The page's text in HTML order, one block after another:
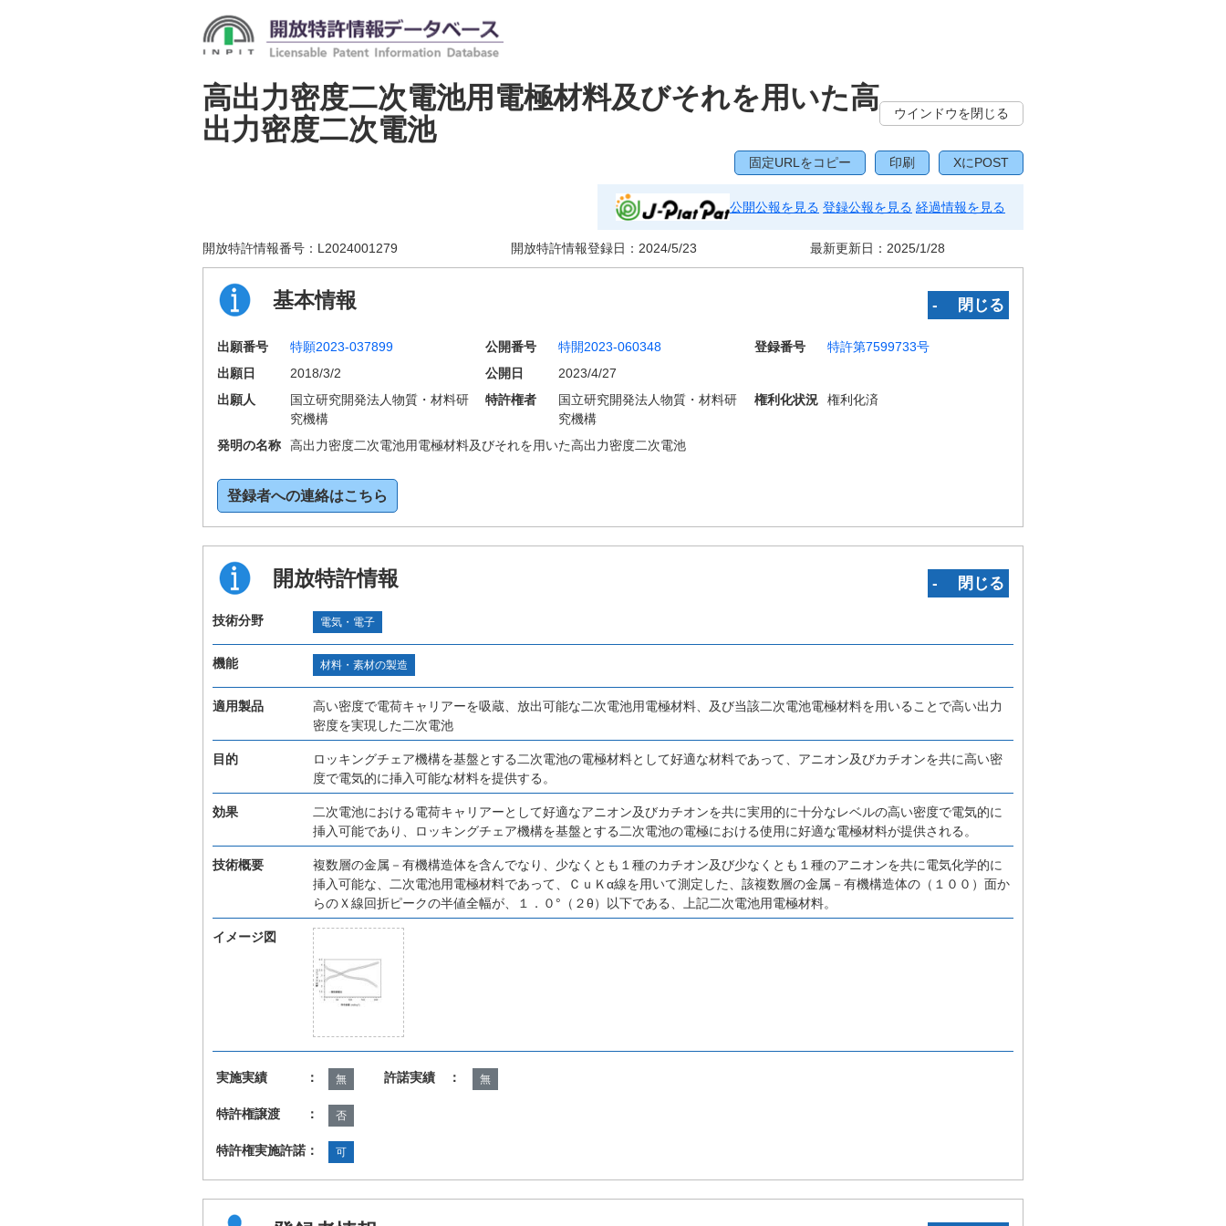
高出力密度二次電池用電極材料及びそれを用いた高
出力密度二次電池
ウインドウを閉じる
固定URLをコピー 印刷 XにPOST
公開公報を見る 登録公報を見る 経過情報を見る
開放特許情報番号： L2024001279 開放特許情報登録日： 2024/5/23 最新更新日： 2025/1/28
基本情報 ‐ 閉じる
出願番号 特願2023-037899 公開番号 特開2023-060348 登録番号
特許第7599733号
出願日
2018/3/2 公開日
2023/4/27
出願人
国立研究開発法人物質・材料研
究機構
特許権者
国立研究開発法人物質・材料研
究機構
権利化状況 権利化済
発明の名称 高出力密度二次電池用電極材料及びそれを用いた高出力密度二次電池
登録者への連絡はこちら
開放特許情報 ‐ 閉じる
技術分野 電気・電子
機能 材料・素材の製造
適用製品
高い密度で電荷キャリアーを吸蔵、放出可能な二次電池用電極材料、及び当該二次電池電極材料を用いることで高い出力
密度を実現した二次電池
目的
ロッキングチェア機構を基盤とする二次電池の電極材料として好適な材料であって、アニオン及びカチオンを共に高い密
度で電気的に挿入可能な材料を提供する。
効果
二次電池における電荷キャリアーとして好適なアニオン及びカチオンを共に実用的に十分なレベルの高い密度で電気的に
挿入可能であり、ロッキングチェア機構を基盤とする二次電池の電極における使用に好適な電極材料が提供される。
技術概要
複数層の金属－有機構造体を含んでなり、少なくとも１種のカチオン及び少なくとも１種のアニオンを共に電気化学的に
挿入可能な、二次電池用電極材料であって、ＣｕＫα線を用いて測定した、該複数層の金属－有機構造体の（１００）面か
らのＸ線回折ピークの半値全幅が、１．０°（２θ）以下である、上記二次電池用電極材料。
イメージ図
実施実績 ： 無 許諾実績 ： 無
特許権譲渡 ： 否
特許権実施許諾： 可